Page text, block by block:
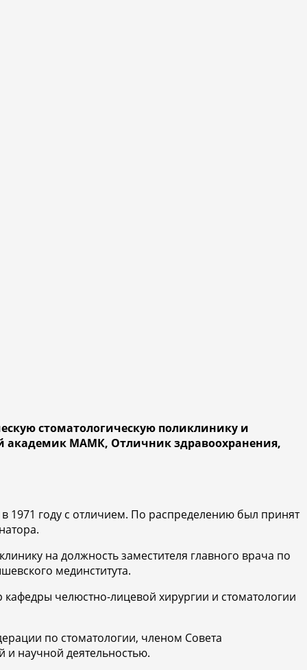
стоматологическую поликлинику и
академик МАМК, Отличник здравоохранения,
1971 году с отличием. По распределению был принят
на должность заместителя главного врача по
мединститута.
кафедры челюстно-лицевой хирургии и стоматологии
по стоматологии, членом Совета
и научной деятельностью.